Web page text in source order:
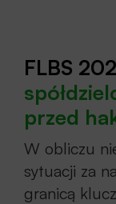
FLBS
przed
W obliczu
sytuacji za
granicą